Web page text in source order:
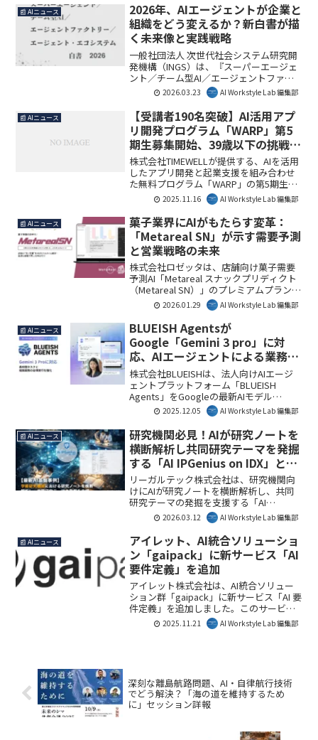
📰 AIニュース
2026年、AIエージェントが企業と
組織をどう変えるか？新白書が描
く未来像と実践戦略
一般社団法人 次世代社会システム研究開
発機構（INGS）は、『スーパーエージェ
ント／チーム型AI／エージェントファク
トリー／エージェント・エコシステム白
書2026年版』を発刊しました。本白書
は、AIエージェントの進化が企業や組織
に与える影響と、その実践的な導入戦略
を網羅的に解説しており、ビジネス変革
の指針となるでしょう。AI Workstyle Lab
編集部としても、AIが仕事に与える影響
を深く理解するための必読書と捉えてい
ます。
2026.03.23 AI Workstyle Lab 編集部
📰 AIニュース
【受講者190名突破】AI活用アプ
リ開発プログラム「WARP」第5
期生募集開始、39歳以下の挑戦を
後押し
株式会社TIMEWELLが提供する、AIを活用
したアプリ開発と起業支援を組み合わせ
た無料プログラム「WARP」の第5期生募
集が開始されました。受講者190名を突破
したこのプログラムは、39歳以下の若手
テクニカルアントレプレナー育成を目指
し、東京都の「TOKYO SUTEAM」協定事
業として推進されています。
2025.11.16 AI Workstyle Lab 編集部
📰 AIニュース
菓子業界にAIがもたらす変革：
「Metareal SN」が示す需要予測
と営業戦略の未来
株式会社ロゼッタは、店舗向け菓子需要
予測AI「Metareal スナックプリディクト
（Metareal SN）」のプレミアムプランの
提供を開始しました。このAIはレビュー
やSNS、天候データなどを統合解析し、
店舗ごとの菓子需要をリアルタイムで先
読みし、最適な販売戦略を自動生成しま
す。これにより、菓子メーカーや小売店
は機会損失を防ぎ、売上向上に直結する
戦略的な営業活動が可能になります。AI
Workstyle Lab編集部としては、現場の課
題解決に直結する生成AIの進化に注目し
ています。
2026.01.29 AI Workstyle Lab 編集部
📰 AIニュース
BLUEISH Agentsが
Google「Gemini 3 pro」に対
応、AIエージェントによる業務自
律実行を強化
株式会社BLUEISHは、法人向けAIエージ
ェントプラットフォーム「BLUEISH
Agents」をGoogleの最新AIモデル
「Gemini 3 pro」に対応させました。こ
れにより、AIエージェントの長時間タス
ク処理能力と複雑業務の自律実行能力が
大幅に向上し、企業のAI活用領域がさら
に広がります。
2025.12.05 AI Workstyle Lab 編集部
📰 AIニュース
研究機関必見！AIが研究ノートを
横断解析し共同研究テーマを発掘
する「AI IPGenius on IDX」と
は？
リーガルテック株式会社は、研究機関向
けにAIが研究ノートを横断解析し、共同
研究テーマの発掘を支援する「AI
IPGenius on IDX」の提供を開始しまし
た。これにより、学内に蓄積された知見
の整理と活用が促進され、探索時間を最
大約70％削減できる見込みです。AI
Workstyle Lab編集部としては、研究開発
の効率化とイノベーション加速に大きく
貢献する画期的な取り組みだと注目して
います。
2026.03.12 AI Workstyle Lab 編集部
📰 AIニュース
アイレット、AI統合ソリューショ
ン「gaipack」に新サービス「AI
要件定義」を追加
アイレット株式会社は、AI統合ソリュー
ション群「gaipack」に新サービス「AI 要
件定義」を追加しました。このサービス
は、システム開発の初期フェーズにおけ
る属人性を解消し、非定型なインプット
ます。
2025.11.21 AI Workstyle Lab 編集部
深刻な離島航路問題、AI・自律航行技術
でどう解決？「海の道を維持するため
に」セッション詳報